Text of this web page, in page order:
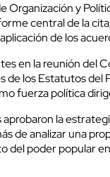
Organización y
central de la
de los
en la reunión del
de los Estatutos del
fuerza política
la
de analizar una
del poder popular